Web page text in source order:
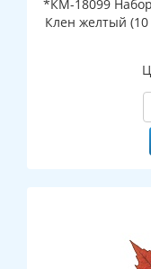
*КМ-18099
Клен желтый